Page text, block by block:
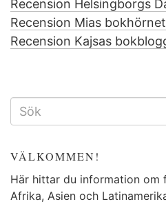
Recension Helsingborgs
Recension Mias bokhörnet
Recension Kajsas
SÖKFORMULÄR
VÄLKOMMEN!
Här hittar du information
Afrika, Asien och